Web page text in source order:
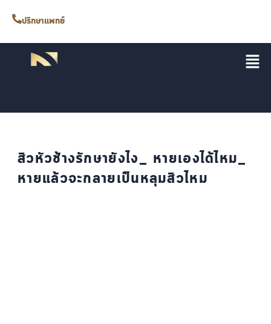
ปรึกษาแพทย์
สิวหัวช้างรักษายังไง_ หายเองได้ไหม_
หายแล้วจะกลายเป็นหลุมสิวไหม